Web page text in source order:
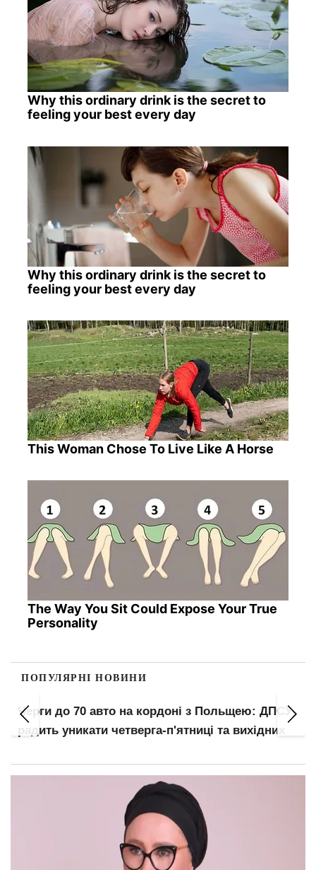
Why this ordinary drink is the secret to
feeling your best every day
Why this ordinary drink is the secret to
feeling your best every day
This Woman Chose To Live Like A Horse
The Way You Sit Could Expose Your True
Personality
ПОПУЛЯРНІ НОВИНИ
ДПСУ
Мобільний зв'язок від 190 грн: Київстар та
lifecell пропонують спецтарифи — кому
доступні